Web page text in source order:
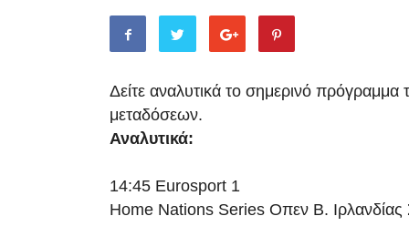
Δείτε αναλυτικά το σημερινό πρόγραμμα
μεταδόσεων.
Αναλυτικά:
14:45 Eurosport 1
Home Nations Series Οπεν Β. Ιρλανδίας